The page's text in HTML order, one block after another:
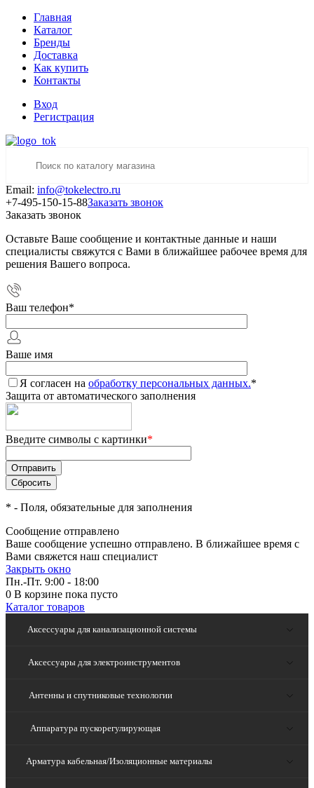
Главная
Каталог
Бренды
Доставка
Как купить
Контакты
Вход
Регистрация
Email: info@tokelectro.ru
+7-495-150-15-88Заказать звонок
Заказать звонок
Оставьте Ваше сообщение и контактные данные и наши
специалисты свяжутся с Вами в ближайшее рабочее время для
решения Вашего вопроса.
Ваш телефон*
Ваше имя
Я согласен на обработку персональных данных.*
Защита от автоматического заполнения
Введите символы с картинки*
* - Поля, обязательные для заполнения
Сообщение отправлено
Ваше сообщение успешно отправлено. В ближайшее время с
Вами свяжется наш специалист
Закрыть окно
Пн.-Пт. 9:00 - 18:00
0 В корзине пока пусто
Каталог товаров
Аксессуары для канализационной системы
Аксессуары для электроинструментов
Антенны и спутниковые технологии
Аппаратура пускорегулирующая
Арматура кабельная/Изоляционные материалы